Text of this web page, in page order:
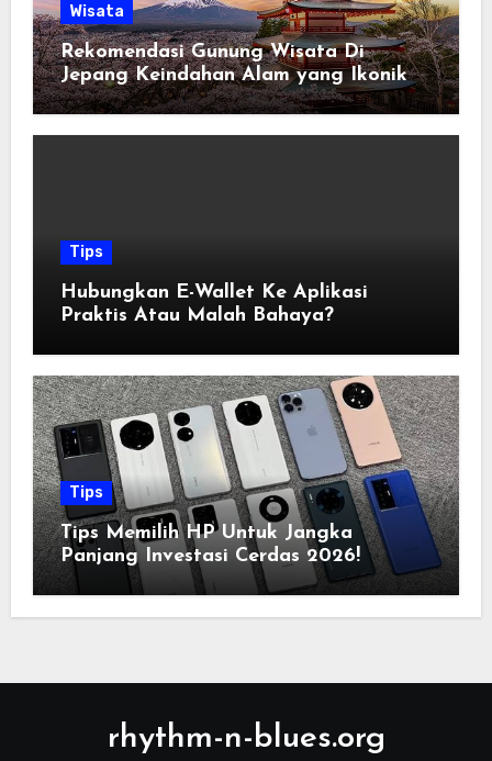
Wisata
Rekomendasi Gunung Wisata Di
Jepang Keindahan Alam yang Ikonik
Tips
Hubungkan E-Wallet Ke Aplikasi
Praktis Atau Malah Bahaya?
Tips
Tips Memilih HP Untuk Jangka
Panjang Investasi Cerdas 2026!
rhythm-n-blues.org